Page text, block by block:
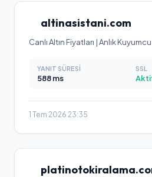
altinasistani.com
YANIT SÜRESI
588ms
SSL
1 Tem 2026 23:35